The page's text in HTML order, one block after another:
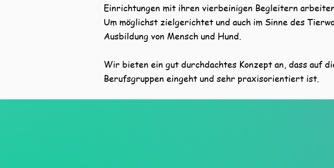
Einrichtungen mit ihren vierbeinigen Begleitern
Um möglichst zielgerichtet und auch im Sinne des
Ausbildung von Mensch und Hund.
Wir bieten ein gut durchdachtes Konzept an, dass auf
Berufsgruppen eingeht und sehr praxisorientiert ist.